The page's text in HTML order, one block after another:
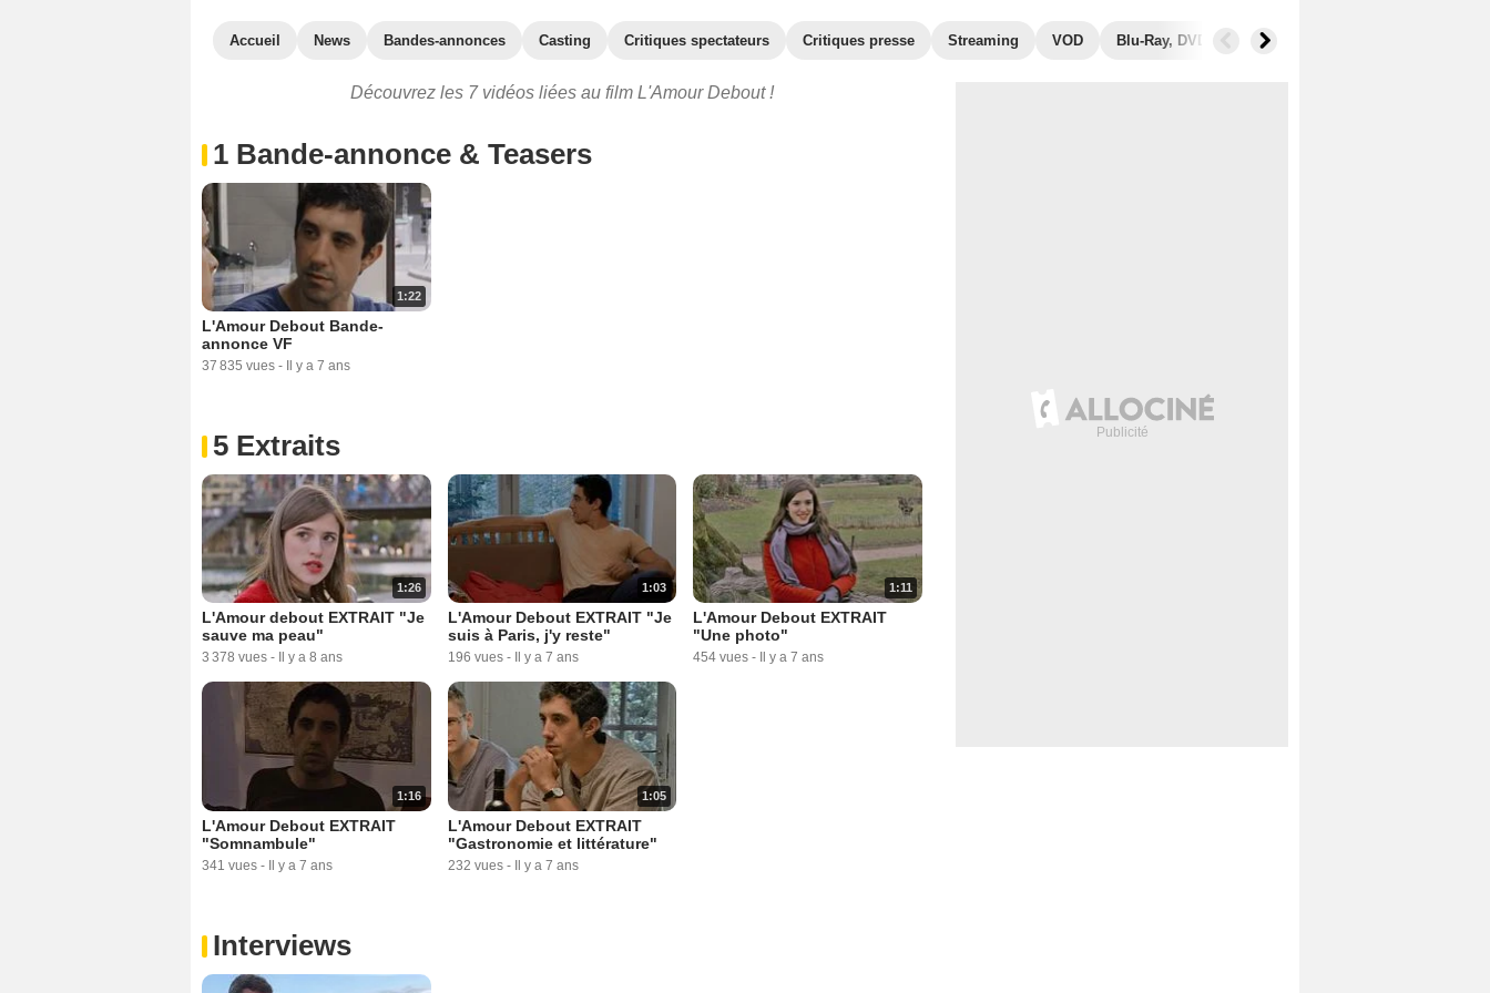
Accueil News Bandes-annonces Casting Critiques spectateurs Critiques presse Streaming VOD Blu-Ray, DVD Photos
Découvrez les 7 vidéos liées au film L'Amour Debout !
1 Bande-annonce & Teasers
1:22
L'Amour Debout Bande-
annonce VF
37 835 vues - Il y a 7 ans
5 Extraits
1:26
L'Amour debout EXTRAIT "Je
sauve ma peau"
3 378 vues - Il y a 8 ans
1:03
L'Amour Debout EXTRAIT "Je
suis à Paris, j'y reste"
196 vues - Il y a 7 ans
1:11
L'Amour Debout EXTRAIT
"Une photo"
454 vues - Il y a 7 ans
1:16
L'Amour Debout EXTRAIT
"Somnambule"
341 vues - Il y a 7 ans
1:05
L'Amour Debout EXTRAIT
"Gastronomie et littérature"
232 vues - Il y a 7 ans
Interviews